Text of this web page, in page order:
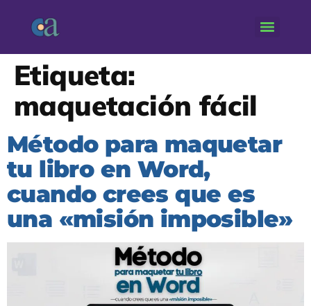
Etiqueta:
maquetación fácil
Método para maquetar
tu libro en Word,
cuando crees que es
una «misión imposible»